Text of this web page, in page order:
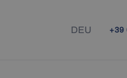
DEU +39